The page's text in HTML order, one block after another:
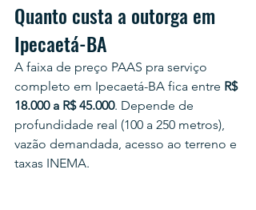
Quanto custa a outorga em
Ipecaetá-BA
A faixa de preço PAAS pra serviço
completo em Ipecaetá-BA fica entre R$
18.000 a R$ 45.000. Depende de
profundidade real (100 a 250 metros),
vazão demandada, acesso ao terreno e
taxas INEMA.